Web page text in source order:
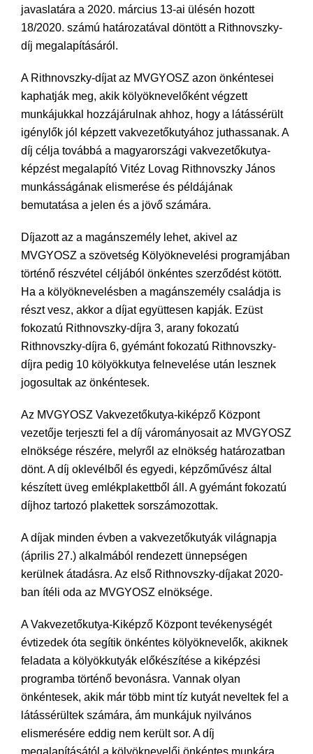
javaslatára a 2020. március 13-ai ülésén hozott
18/2020. számú határozatával döntött a Rithnovszky-
díj megalapításáról.
A Rithnovszky-díjat az MVGYOSZ azon önkéntesei
kaphatják meg, akik kölyöknevelőként végzett
munkájukkal hozzájárulnak ahhoz, hogy a látássérült
igénylők jól képzett vakvezetőkutyához juthassanak. A
díj célja továbbá a magyarországi vakvezetőkutya-
képzést megalapító Vitéz Lovag Rithnovszky János
munkásságának elismerése és példájának
bemutatása a jelen és a jövő számára.
Díjazott az a magánszemély lehet, akivel az
MVGYOSZ a szövetség Kölyöknevelési programjában
történő részvétel céljából önkéntes szerződést kötött.
Ha a kölyöknevelésben a magánszemély családja is
részt vesz, akkor a díjat együttesen kapják. Ezüst
fokozatú Rithnovszky-díjra 3, arany fokozatú
Rithnovszky-díjra 6, gyémánt fokozatú Rithnovszky-
díjra pedig 10 kölyökkutya felnevelése után lesznek
jogosultak az önkéntesek.
Az MVGYOSZ Vakvezetőkutya-kiképző Központ
vezetője terjeszti fel a díj várományosait az MVGYOSZ
elnöksége részére, melyről az elnökség határozatban
dönt. A díj oklevélből és egyedi, képzőművész által
készített üveg emlékplakettből áll. A gyémánt fokozatú
díjhoz tartozó plakettek sorszámozottak.
A díjak minden évben a vakvezetőkutyák világnapja
(április 27.) alkalmából rendezett ünnepségen
kerülnek átadásra. Az első Rithnovszky-díjakat 2020-
ban ítéli oda az MVGYOSZ elnöksége.
A Vakvezetőkutya-Kiképző Központ tevékenységét
évtizedek óta segítik önkéntes kölyöknevelők, akiknek
feladata a kölyökkutyák előkészítése a kiképzési
programba történő bevonásra. Vannak olyan
önkéntesek, akik már több mint tíz kutyát neveltek fel a
látássérültek számára, ám munkájuk nyilvános
elismerésére eddig nem került sor. A díj
megalapításától a kölyöknevelői önkéntes munkára